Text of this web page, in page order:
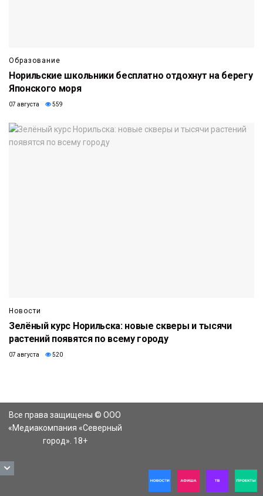
Образование
Норильские школьники бесплатно отдохнут на берегу
Японского моря
07 августа 559
Новости
Зелёный курс Норильска: новые скверы и тысячи
растений появятся по всему городу
07 августа 520
Все права защищены © ООО
«Медиакомпания «Северный
город». 18+